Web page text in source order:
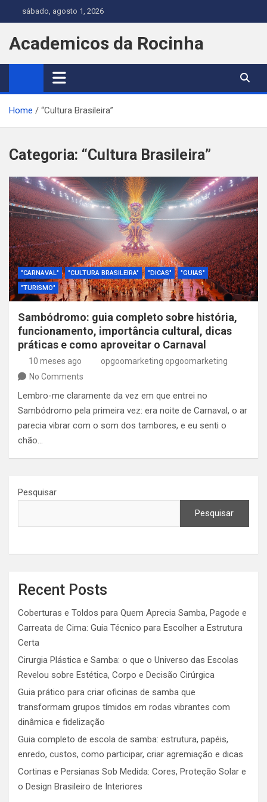
to
content
sábado, agosto 1, 2026
Academicos da Rocinha
Home “Cultura Brasileira”
Categoria: “Cultura Brasileira”
"CARNAVAL" "CULTURA BRASILEIRA" "DICAS"
"GUIAS"
"TURISMO"
Sambódromo: guia completo sobre história,
funcionamento, importância cultural, dicas
práticas e como aproveitar o Carnaval
10 meses ago
opgoomarketing opgoomarketing
No Comments
Lembro-me claramente da vez em que entrei no
Sambódromo pela primeira vez: era noite de Carnaval, o ar
parecia vibrar com o som dos tambores, e eu senti o
chão…
Pesquisar
Pesquisar
Recent Posts
Coberturas e Toldos para Quem Aprecia Samba, Pagode e
Carreata de Cima: Guia Técnico para Escolher a Estrutura
Certa
Cirurgia Plástica e Samba: o que o Universo das Escolas
Revelou sobre Estética, Corpo e Decisão Cirúrgica
Guia prático para criar oficinas de samba que
transformam grupos tímidos em rodas vibrantes com
dinâmica e fidelização
Guia completo de escola de samba: estrutura, papéis,
enredo, custos, como participar, criar agremiação e dicas
Cortinas e Persianas Sob Medida: Cores, Proteção Solar e
o Design Brasileiro de Interiores